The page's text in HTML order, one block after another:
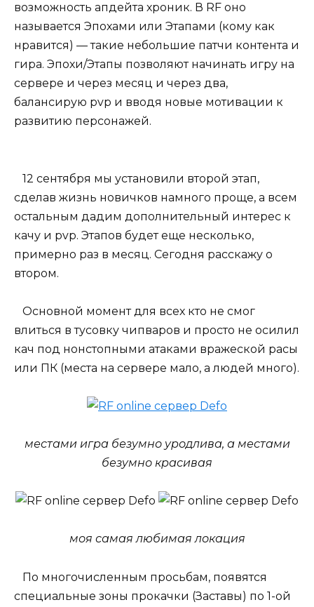
возможность апдейта хроник. В RF оно
называется Эпохами или Этапами (кому как
нравится) — такие небольшие патчи контента и
гира. Эпохи/Этапы позволяют начинать игру на
сервере и через месяц и через два,
балансирую pvp и вводя новые мотивации к
развитию персонажей.
12 сентября мы установили второй этап,
сделав жизнь новичков намного проще, а всем
остальным дадим дополнительный интерес к
качу и pvp. Этапов будет еще несколько,
примерно раз в месяц. Сегодня расскажу о
втором.
Основной момент для всех кто не смог
влиться в тусовку чипваров и просто не осилил
кач под нонстопными атаками вражеской расы
или ПК (места на сервере мало, а людей много).
местами игра безумно уродлива, а местами
безумно красивая
моя самая любимая локация
По многочисленным просьбам, появятся
специальные зоны прокачки (Заставы) по 1-ой